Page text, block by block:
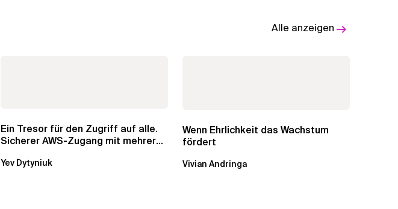
Alle anzeigen
Ein Tresor für den Zugriff auf alle.
Sicherer AWS-Zugang mit mehreren
Yev Dytyniuk
Wenn Ehrlichkeit das Wachstum
fördert
Vivian Andringa